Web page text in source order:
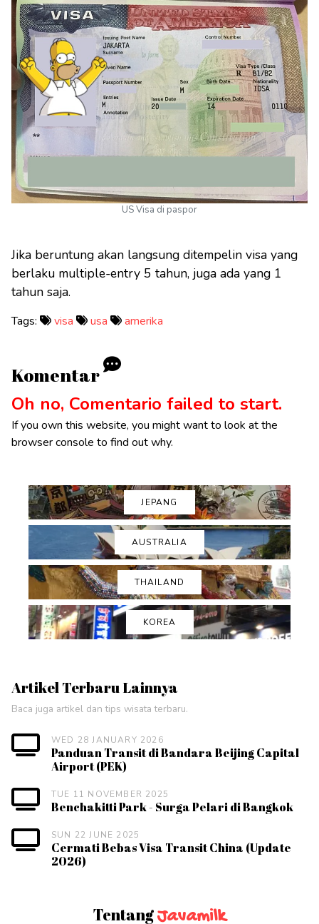
US Visa di paspor
Jika beruntung akan langsung ditempelin visa yang
berlaku multiple-entry 5 tahun, juga ada yang 1
tahun saja.
Tags: visa usa amerika
Komentar
Oh no, Comentario failed to start.
If you own this website, you might want to look at the
browser console to find out why.
JEPANG
AUSTRALIA
THAILAND
KOREA
Artikel Terbaru Lainnya
Baca juga artikel dan tips wisata terbaru.
WED 28 JANUARY 2026
Panduan Transit di Bandara Beijing Capital
Airport (PEK)
TUE 11 NOVEMBER 2025
Benchakitti Park - Surga Pelari di Bangkok
SUN 22 JUNE 2025
Cermati Bebas Visa Transit China (Update
2026)
TentangJavamilk